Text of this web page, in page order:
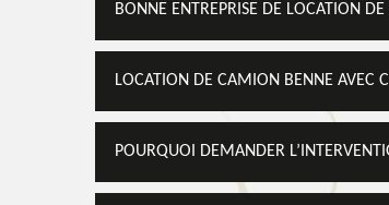
BONNE ENTREPRISE DE LOCATION
LOCATION DE CAMION BENNE AVEC
POURQUOI DEMANDER